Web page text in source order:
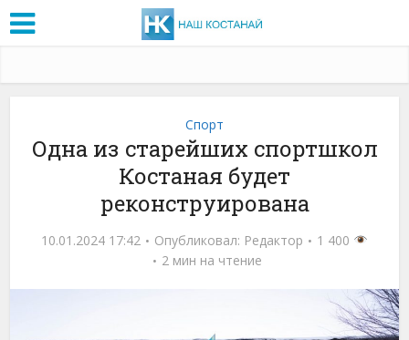
Спорт
Одна из старейших спортшкол
Костаная будет
реконструирована
10.01.2024 17:42 Опубликовал: Редактор
1 400
2 мин на чтение